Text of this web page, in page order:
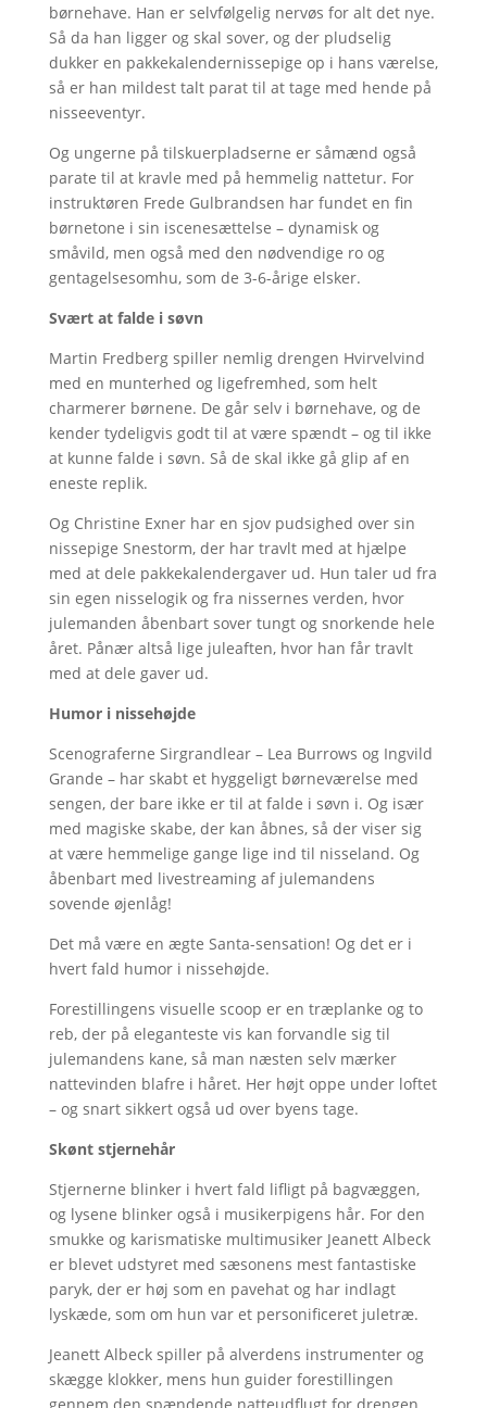
børnehave. Han er selvfølgelig nervøs for alt det nye.
Så da han ligger og skal sover, og der pludselig
dukker en pakkekalendernissepige op i hans værelse,
så er han mildest talt parat til at tage med hende på
nisseeventyr.
Og ungerne på tilskuerpladserne er såmænd også
parate til at kravle med på hemmelig nattetur. For
instruktøren Frede Gulbrandsen har fundet en fin
børnetone i sin iscenesættelse – dynamisk og
småvild, men også med den nødvendige ro og
gentagelsesomhu, som de 3-6-årige elsker.
Svært at falde i søvn
Martin Fredberg spiller nemlig drengen Hvirvelvind
med en munterhed og ligefremhed, som helt
charmerer børnene. De går selv i børnehave, og de
kender tydeligvis godt til at være spændt – og til ikke
at kunne falde i søvn. Så de skal ikke gå glip af en
eneste replik.
Og Christine Exner har en sjov pudsighed over sin
nissepige Snestorm, der har travlt med at hjælpe
med at dele pakkekalendergaver ud. Hun taler ud fra
sin egen nisselogik og fra nissernes verden, hvor
julemanden åbenbart sover tungt og snorkende hele
året. Pånær altså lige juleaften, hvor han får travlt
med at dele gaver ud.
Humor i nissehøjde
Scenograferne Sirgrandlear – Lea Burrows og Ingvild
Grande – har skabt et hyggeligt børneværelse med
sengen, der bare ikke er til at falde i søvn i. Og især
med magiske skabe, der kan åbnes, så der viser sig
at være hemmelige gange lige ind til nisseland. Og
åbenbart med livestreaming af julemandens
sovende øjenlåg!
Det må være en ægte Santa-sensation! Og det er i
hvert fald humor i nissehøjde.
Forestillingens visuelle scoop er en træplanke og to
reb, der på eleganteste vis kan forvandle sig til
julemandens kane, så man næsten selv mærker
nattevinden blafre i håret. Her højt oppe under loftet
– og snart sikkert også ud over byens tage.
Skønt stjernehår
Stjernerne blinker i hvert fald lifligt på bagvæggen,
og lysene blinker også i musikerpigens hår. For den
smukke og karismatiske multimusiker Jeanett Albeck
er blevet udstyret med sæsonens mest fantastiske
paryk, der er høj som en pavehat og har indlagt
lyskæde, som om hun var et personificeret juletræ.
Jeanett Albeck spiller på alverdens instrumenter og
skægge klokker, mens hun guider forestillingen